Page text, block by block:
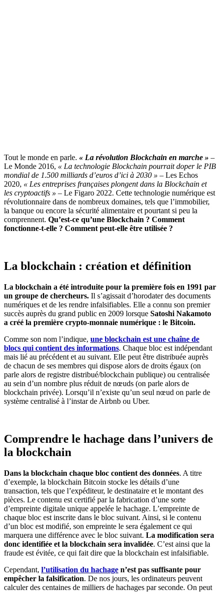
Tout le monde en parle. « La révolution Blockchain en marche » –
Le Monde 2016, « La technologie Blockchain pourrait doper le PIB
mondial de 1.500 milliards d’euros d’ici à 2030 » – Les Echos
2020, « Les entreprises françaises plongent dans la Blockchain et
les cryptoactifs » – Le Figaro 2022. Cette technologie numérique est
révolutionnaire dans de nombreux domaines, tels que l’immobilier,
la banque ou encore la sécurité alimentaire et pourtant si peu la
comprennent. Qu’est-ce qu’une Blockchain ? Comment
fonctionne-t-elle ? Comment peut-elle être utilisée ?
La blockchain : création et définition
La blockchain a été introduite pour la première fois en 1991 par
un groupe de chercheurs. Il s’agissait d’horodater des documents
numériques et de les rendre infalsifiables. Elle a connu son premier
succès auprès du grand public en 2009 lorsque Satoshi Nakamoto
a créé la première crypto-monnaie numérique : le Bitcoin.
Comme son nom l’indique, une blockchain est une chaîne de
blocs qui contient des informations. Chaque bloc est indépendant
mais lié au précédent et au suivant. Elle peut être distribuée auprès
de chacun de ses membres qui dispose alors de droits égaux (on
parle alors de registre distribué/blockchain publique) ou centralisée
au sein d’un nombre plus réduit de nœuds (on parle alors de
blockchain privée). Lorsqu’il n’existe qu’un seul nœud on parle de
système centralisé à l’instar de Airbnb ou Uber.
Comprendre le hachage dans l’univers de
la blockchain
Dans la blockchain chaque bloc contient des données. A titre
d’exemple, la blockchain Bitcoin stocke les détails d’une
transaction, tels que l’expéditeur, le destinataire et le montant des
pièces. Le contenu est certifié par la fabrication d’une sorte
d’empreinte digitale unique appelée le hachage. L’empreinte de
chaque bloc est inscrite dans le bloc suivant. Ainsi, si le contenu
d’un bloc est modifié, son empreinte le sera également ce qui
marquera une différence avec le bloc suivant. La modification sera
donc identifiée et la blockchain sera invalidée. C’est ainsi que la
fraude est évitée, ce qui fait dire que la blockchain est infalsifiable.
Cependant, l’utilisation du hachage n’est pas suffisante pour
empêcher la falsification. De nos jours, les ordinateurs peuvent
calculer des centaines de milliers de hachages par seconde. On peut